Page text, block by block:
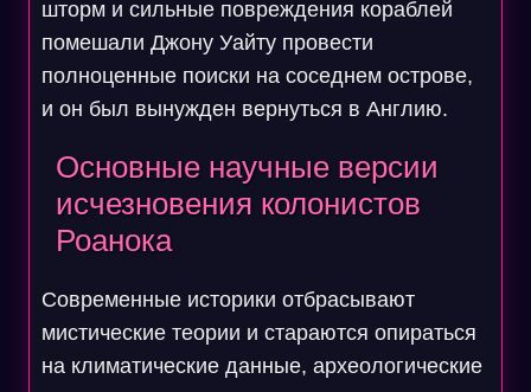
шторм и сильные повреждения кораблей
помешали Джону Уайту провести
полноценные поиски на соседнем острове,
и он был вынужден вернуться в Англию.
Основные научные версии
исчезновения колонистов
Роанока
Современные историки отбрасывают
мистические теории и стараются опираться
на климатические данные, археологические